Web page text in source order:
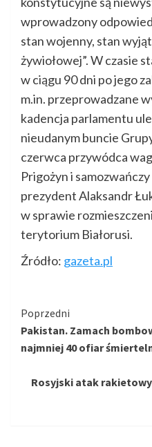
wprowadzony
stan wojenny, stan
żywiołowej”. W czasie
w ciągu 90 dni po jego
m.in. przeprowadzane
kadencja parlamentu
nieudanym buncie
czerwca przywódca
Prigożyn i
prezydent Alaksandr
w sprawie
terytorium Białorusi.
Źródło: gazeta.pl
Kontynuuj
czytanie
Poprzedni
Pakistan. Zamach
najmniej 40 ofiar
Rosyjski atak